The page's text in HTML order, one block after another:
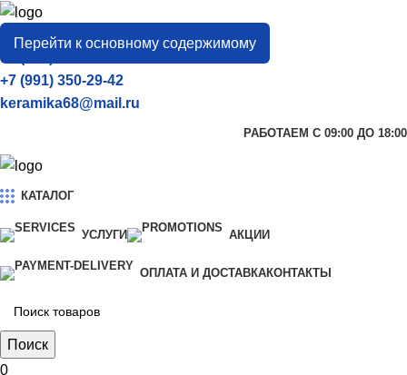
Перейти к основному содержимому
город
Тамбов
+7 (906) 657-33-54
+7 (991) 350-29-42
keramika68@mail.ru
РАБОТАЕМ С 09:00 ДО 18:00
КАТАЛОГ
УСЛУГИ АКЦИИ
ОПЛАТА И ДОСТАВКАКОНТАКТЫ
Поиск
0